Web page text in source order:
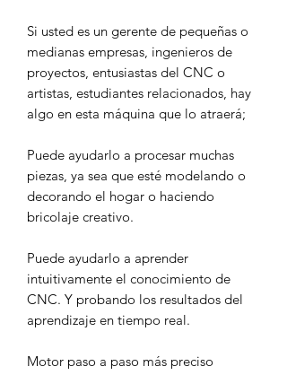
Si usted es un gerente de pequeñas o
medianas empresas, ingenieros de
proyectos, entusiastas del CNC o
artistas, estudiantes relacionados, hay
algo en esta máquina que lo atraerá;
Puede ayudarlo a procesar muchas
piezas, ya sea que esté modelando o
decorando el hogar o haciendo
bricolaje creativo.
Puede ayudarlo a aprender
intuitivamente el conocimiento de
CNC. Y probando los resultados del
aprendizaje en tiempo real.
Motor paso a paso más preciso